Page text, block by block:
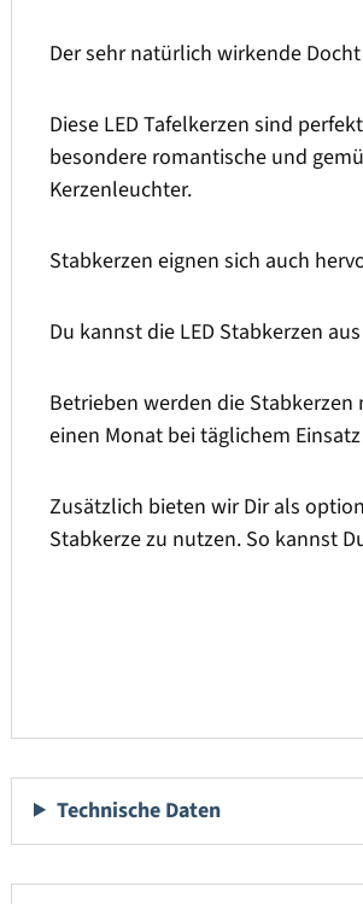
Der sehr natürlich wirkende
Diese LED Tafelkerzen sind
besondere romantische und
Kerzenleuchter.
Stabkerzen eignen sich auch
Du kannst die LED Stabkerzen
Betrieben werden die
einen Monat bei täglichem
Zusätzlich bieten wir Dir als
Stabkerze zu nutzen. So kannst
Technische Daten